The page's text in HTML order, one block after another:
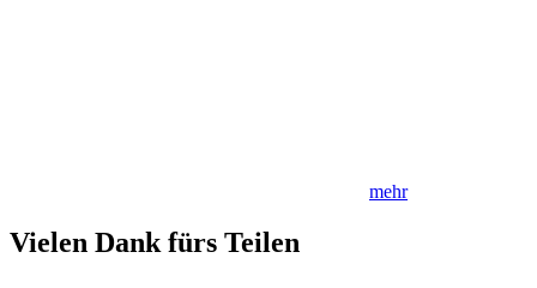
mehr
Vielen Dank fürs Teilen